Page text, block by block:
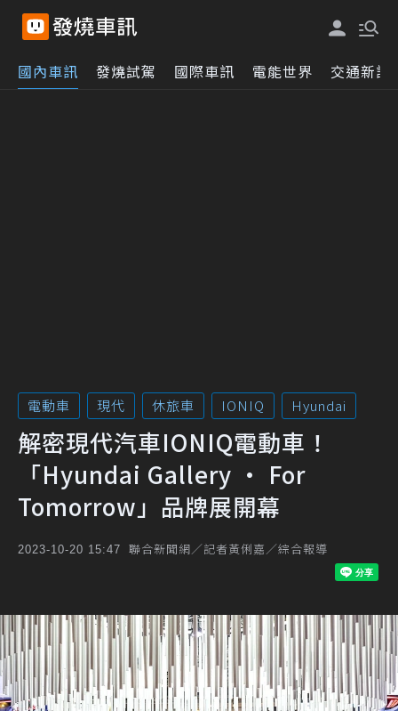
國內車訊 發燒試駕 國際車訊 電能世界 交通新訊
電動車 現代 休旅車 IONIQ Hyundai
解密現代汽車IONIQ電動車！
「Hyundai Gallery · For
Tomorrow」品牌展開幕
2023-10-20 15:47 聯合新聞網／記者黃俐嘉／綜合報導